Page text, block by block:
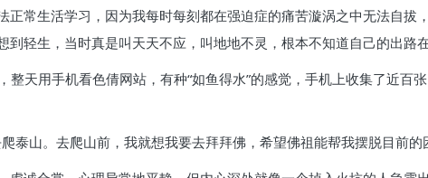
正常生活学习，因为我每时每刻都在强迫症的痛苦漩涡之中无法自拔
轻生，当时真是叫天天不应，叫地地不灵，根本不知道自己的出路在
整天用手机看色倩网站，有种“如鱼得水”的感觉，手机上收集了近百
泰山。去爬山前，我就想我要去拜拜佛，希望佛祖能帮我摆脱目前的